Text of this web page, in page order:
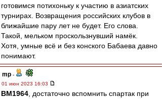
готовимся потихоньку к участию в азиатских
турнирах. Возвращения российских клубов в
ближайшие пару лет не будет. Его слова.
Такой, мельком проскользнувший намёк.
Хотя, умные всё и без конского Бабаева давно
понимают.
mp -
01 июн 2023 16:03
BM1964 , достаточно вспомнить спартак при